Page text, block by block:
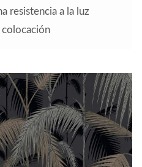
resistencia a la luz
colocación